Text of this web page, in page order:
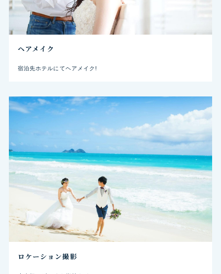
ヘアメイク
宿泊先ホテルにてヘアメイク!
ロケーション撮影